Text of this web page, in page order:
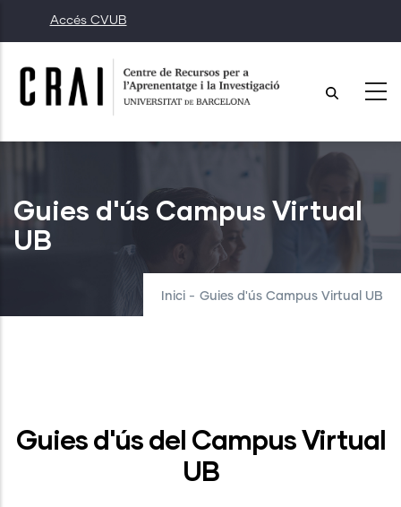
al
contingut
Accés CVUB
Guies d'ús Campus Virtual
UB
Inici - Guies d'ús Campus Virtual UB
Guies d'ús del Campus Virtual
UB